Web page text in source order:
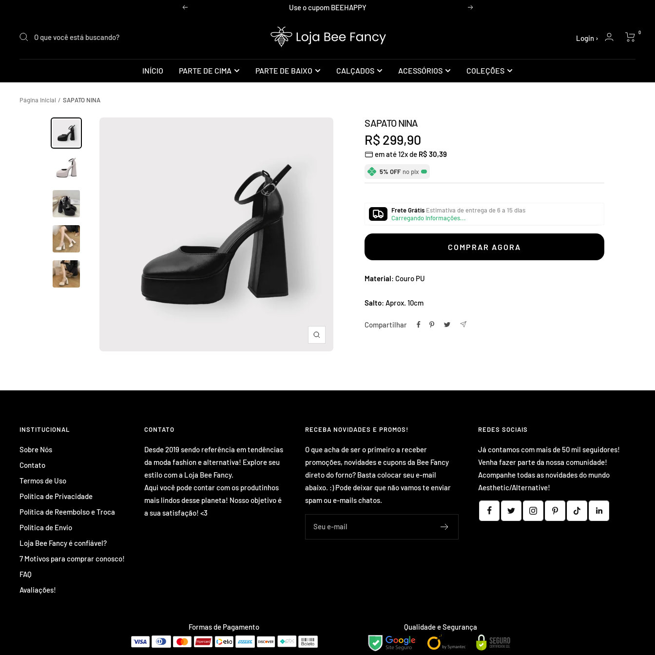
â–
conteúdo
Anterior Use o cupom BEEHAPPY Próxima
Loja
Bee
Login ›
0
INÍCIO PARTE DE CIMA PARTE DE BAIXO CALÇADOS ACESSÓRIOS COLEÇÕES
Página Inicial SAPATO NINA
Zoom
SAPATO NINA
Preço
promocional
R$ 299,90
em até 12x de R$ 30,39
5% OFF no pix
Frete Grátis Estimativa de entrega de 6 a 15 dias
Carregando informações...
COMPRAR AGORA
Material: Couro PU
Salto: Aprox. 10cm
Compartilhar
INSTITUCIONAL
Sobre Nós
Contato
Termos de Uso
Política de Privacidade
Política de Reembolso e Troca
Política de Envio
Loja Bee Fancy é confiável?
7 Motivos para comprar conosco!
FAQ
Avaliações!
CONTATO
Desde 2019 sendo referência em tendências
da moda fashion e alternativa! Explore seu
estilo com a Loja Bee Fancy.
Aqui você pode contar com os produtinhos
mais lindos desse planeta! Nosso objetivo é
a sua satisfação! <3
RECEBA NOVIDADES E PROMOS!
O que acha de ser o primeiro a receber
promoções, novidades e cupons da Bee Fancy
direto do forno? Basta colocar seu e-mail
abaixo. :) Pode deixar que não vamos te enviar
spam ou e-mails chatos.
Seu e-mail
REDES SOCIAIS
Já contamos com mais de 50 mil seguidores!
Venha fazer parte da nossa comunidade!
Acompanhe todas as novidades do mundo
Aesthetic/Alternative!
Formas de Pagamento Qualidade e Segurança